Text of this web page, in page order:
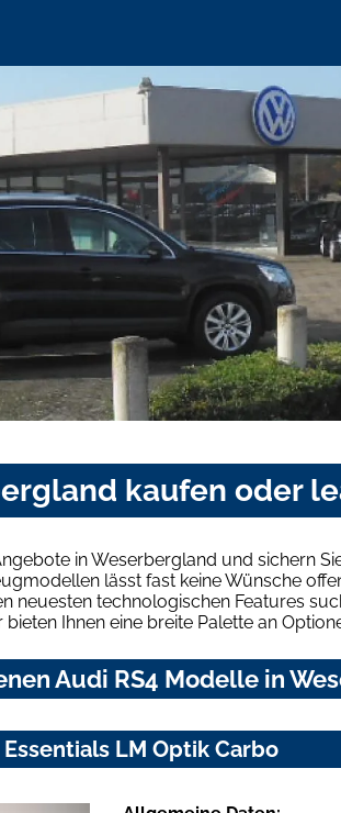
kaufen oder
in Weserbergland und sichern
lässt fast keine Wünsche
neuesten technologischen Features
Ihnen eine breite Palette an
Audi RS4 Modelle in
LM Optik Carbo